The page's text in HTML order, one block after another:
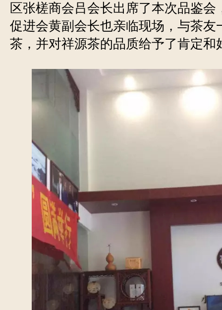
区张槎商会吕会长出席了本次品鉴会
促进会黄副会长也亲临现场，与茶友
茶，并对祥源茶的品质给予了肯定和